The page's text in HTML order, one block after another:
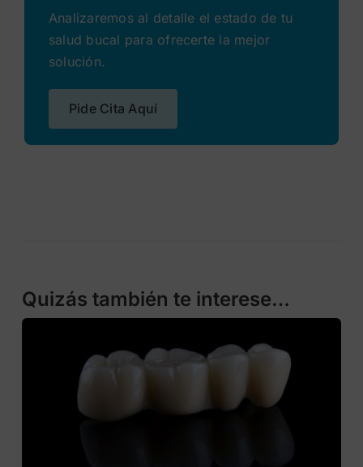
Analizaremos al detalle el estado de tu
salud bucal para ofrecerte la mejor
solución.
Pide Cita Aquí
Quizás también te interese…